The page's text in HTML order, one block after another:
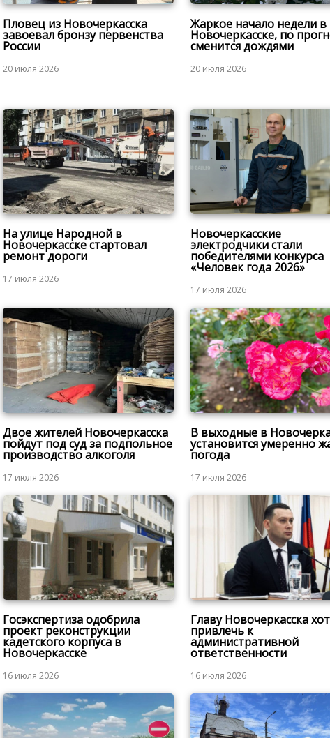
Пловец из Новочеркасска
завоевал бронзу первенства
России
20 июля 2026
Жаркое начало недели в
Новочеркасске, по
сменится дождями
20 июля 2026
На улице Народной в
Новочеркасске стартовал
ремонт дороги
17 июля 2026
Новочеркасские
электродчики стали
победителями конкурса
«Человек года 2026»
17 июля 2026
Двое жителей Новочеркасска
пойдут под суд за подпольное
производство алкоголя
17 июля 2026
В выходные в
установится умеренно
погода
17 июля 2026
Госэкспертиза одобрила
проект реконструкции
кадетского корпуса в
Новочеркасске
16 июля 2026
Главу Новочеркасска
привлечь к
административной
ответственности
16 июля 2026